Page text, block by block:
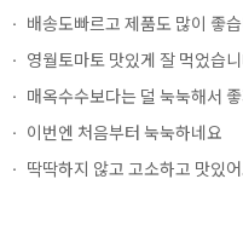
배송도빠르고 제품도 많이 좋
영월토마토 맛있게 잘 먹었습
매옥수수보다는 덜 눅눅해서
이번엔 처음부터 눅눅하네요
딱딱하지 않고 고소하고 맛있